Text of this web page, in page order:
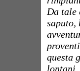
Da tale
saputo,
questa
lontani,